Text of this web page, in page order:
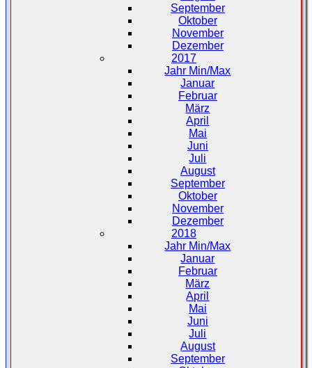
September
Oktober
November
Dezember
2017
Jahr Min/Max
Januar
Februar
März
April
Mai
Juni
Juli
August
September
Oktober
November
Dezember
2018
Jahr Min/Max
Januar
Februar
März
April
Mai
Juni
Juli
August
September